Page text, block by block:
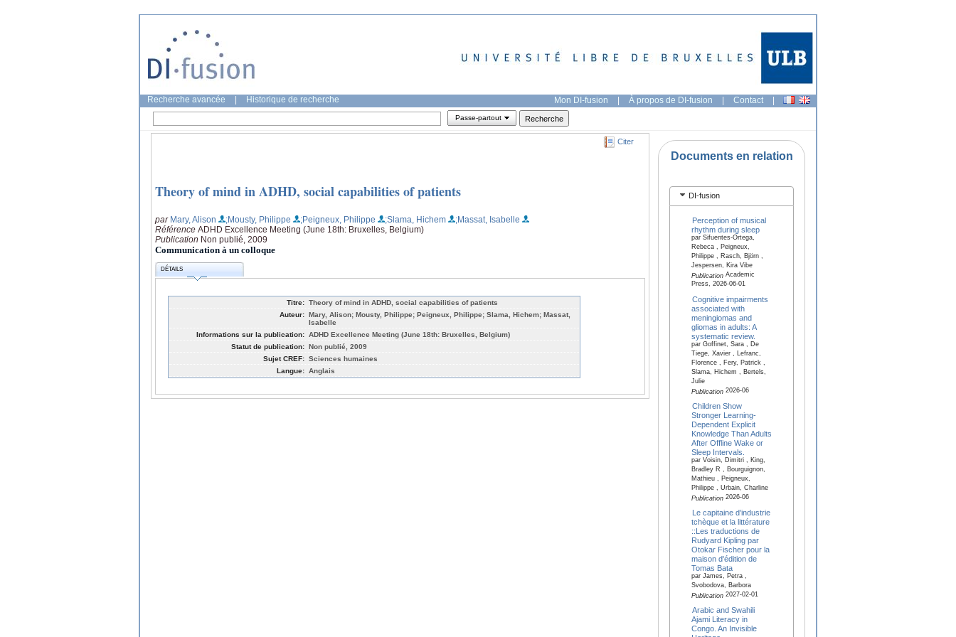
Recherche avancée Historique de recherche Mon DI-fusion | À propos de DI-fusion | Contact |
Passe-partout
Citer
Theory of mind in ADHD, social capabilities of patients
par Mary, Alison ;Mousty, Philippe ;Peigneux, Philippe ;Slama, Hichem
;Massat, Isabelle
Référence ADHD Excellence Meeting (June 18th: Bruxelles, Belgium)
Publication Non publié, 2009
Communication à un colloque
DÉTAILS
Titre: Theory of mind in ADHD, social capabilities of patients
Auteur: Mary, Alison; Mousty, Philippe; Peigneux, Philippe; Slama, Hichem; Massat,
Isabelle
Informations sur la publication: ADHD Excellence Meeting (June 18th: Bruxelles, Belgium)
Statut de publication: Non publié, 2009
Sujet CREF: Sciences humaines
Langue: Anglais
Documents en relation
DI-fusion
Perception of musical
rhythm during sleep
par Sifuentes-Ortega,
Rebeca , Peigneux,
Philippe , Rasch, Björn ,
Jespersen, Kira Vibe
PublicationAcademic
Press, 2026-06-01
Cognitive impairments
associated with
meningiomas and
gliomas in adults: A
systematic review.
par Goffinet, Sara , De
Tiege, Xavier , Lefranc,
Florence , Fery, Patrick ,
Slama, Hichem , Bertels,
Julie
Publication2026-06
Children Show
Stronger Learning-
Dependent Explicit
Knowledge Than Adults
After Offline Wake or
Sleep Intervals.
par Voisin, Dimitri , King,
Bradley R , Bourguignon,
Mathieu , Peigneux,
Philippe , Urbain, Charline
Publication2026-06
Le capitaine d’industrie
tchèque et la littérature
::Les traductions de
Rudyard Kipling par
Otokar Fischer pour la
maison d'édition de
Tomas Bata
par James, Petra ,
Svobodova, Barbora
Publication2027-02-01
Arabic and Swahili
Ajami Literacy in
Congo. An Invisible